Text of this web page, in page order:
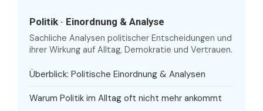
Politik · Einordnung & Analyse
Sachliche Analysen politischer Entscheidungen und
ihrer Wirkung auf Alltag, Demokratie und Vertrauen.
Überblick: Politische Einordnung & Analysen
Warum Politik im Alltag oft nicht mehr ankommt